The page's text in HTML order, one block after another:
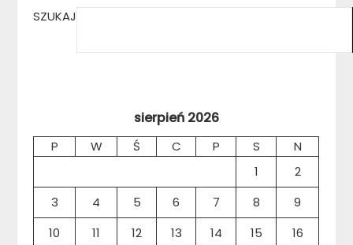
SZUKAJ
sierpień 2026
P W Ś C P S
N
1
2
3
4 5 6 7 8
9
10
11 12 13 14 15
16